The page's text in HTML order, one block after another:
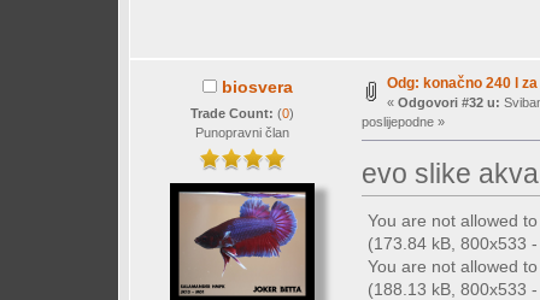
biosvera
Trade Count: (0)
Punopravni član
Odg: konačno 240 l
« Odgovori #32 u:
poslijepodne »
evo slike
You are not allowed
(173.84 kB, 800x533
You are not allowed
(188.13 kB, 800x533